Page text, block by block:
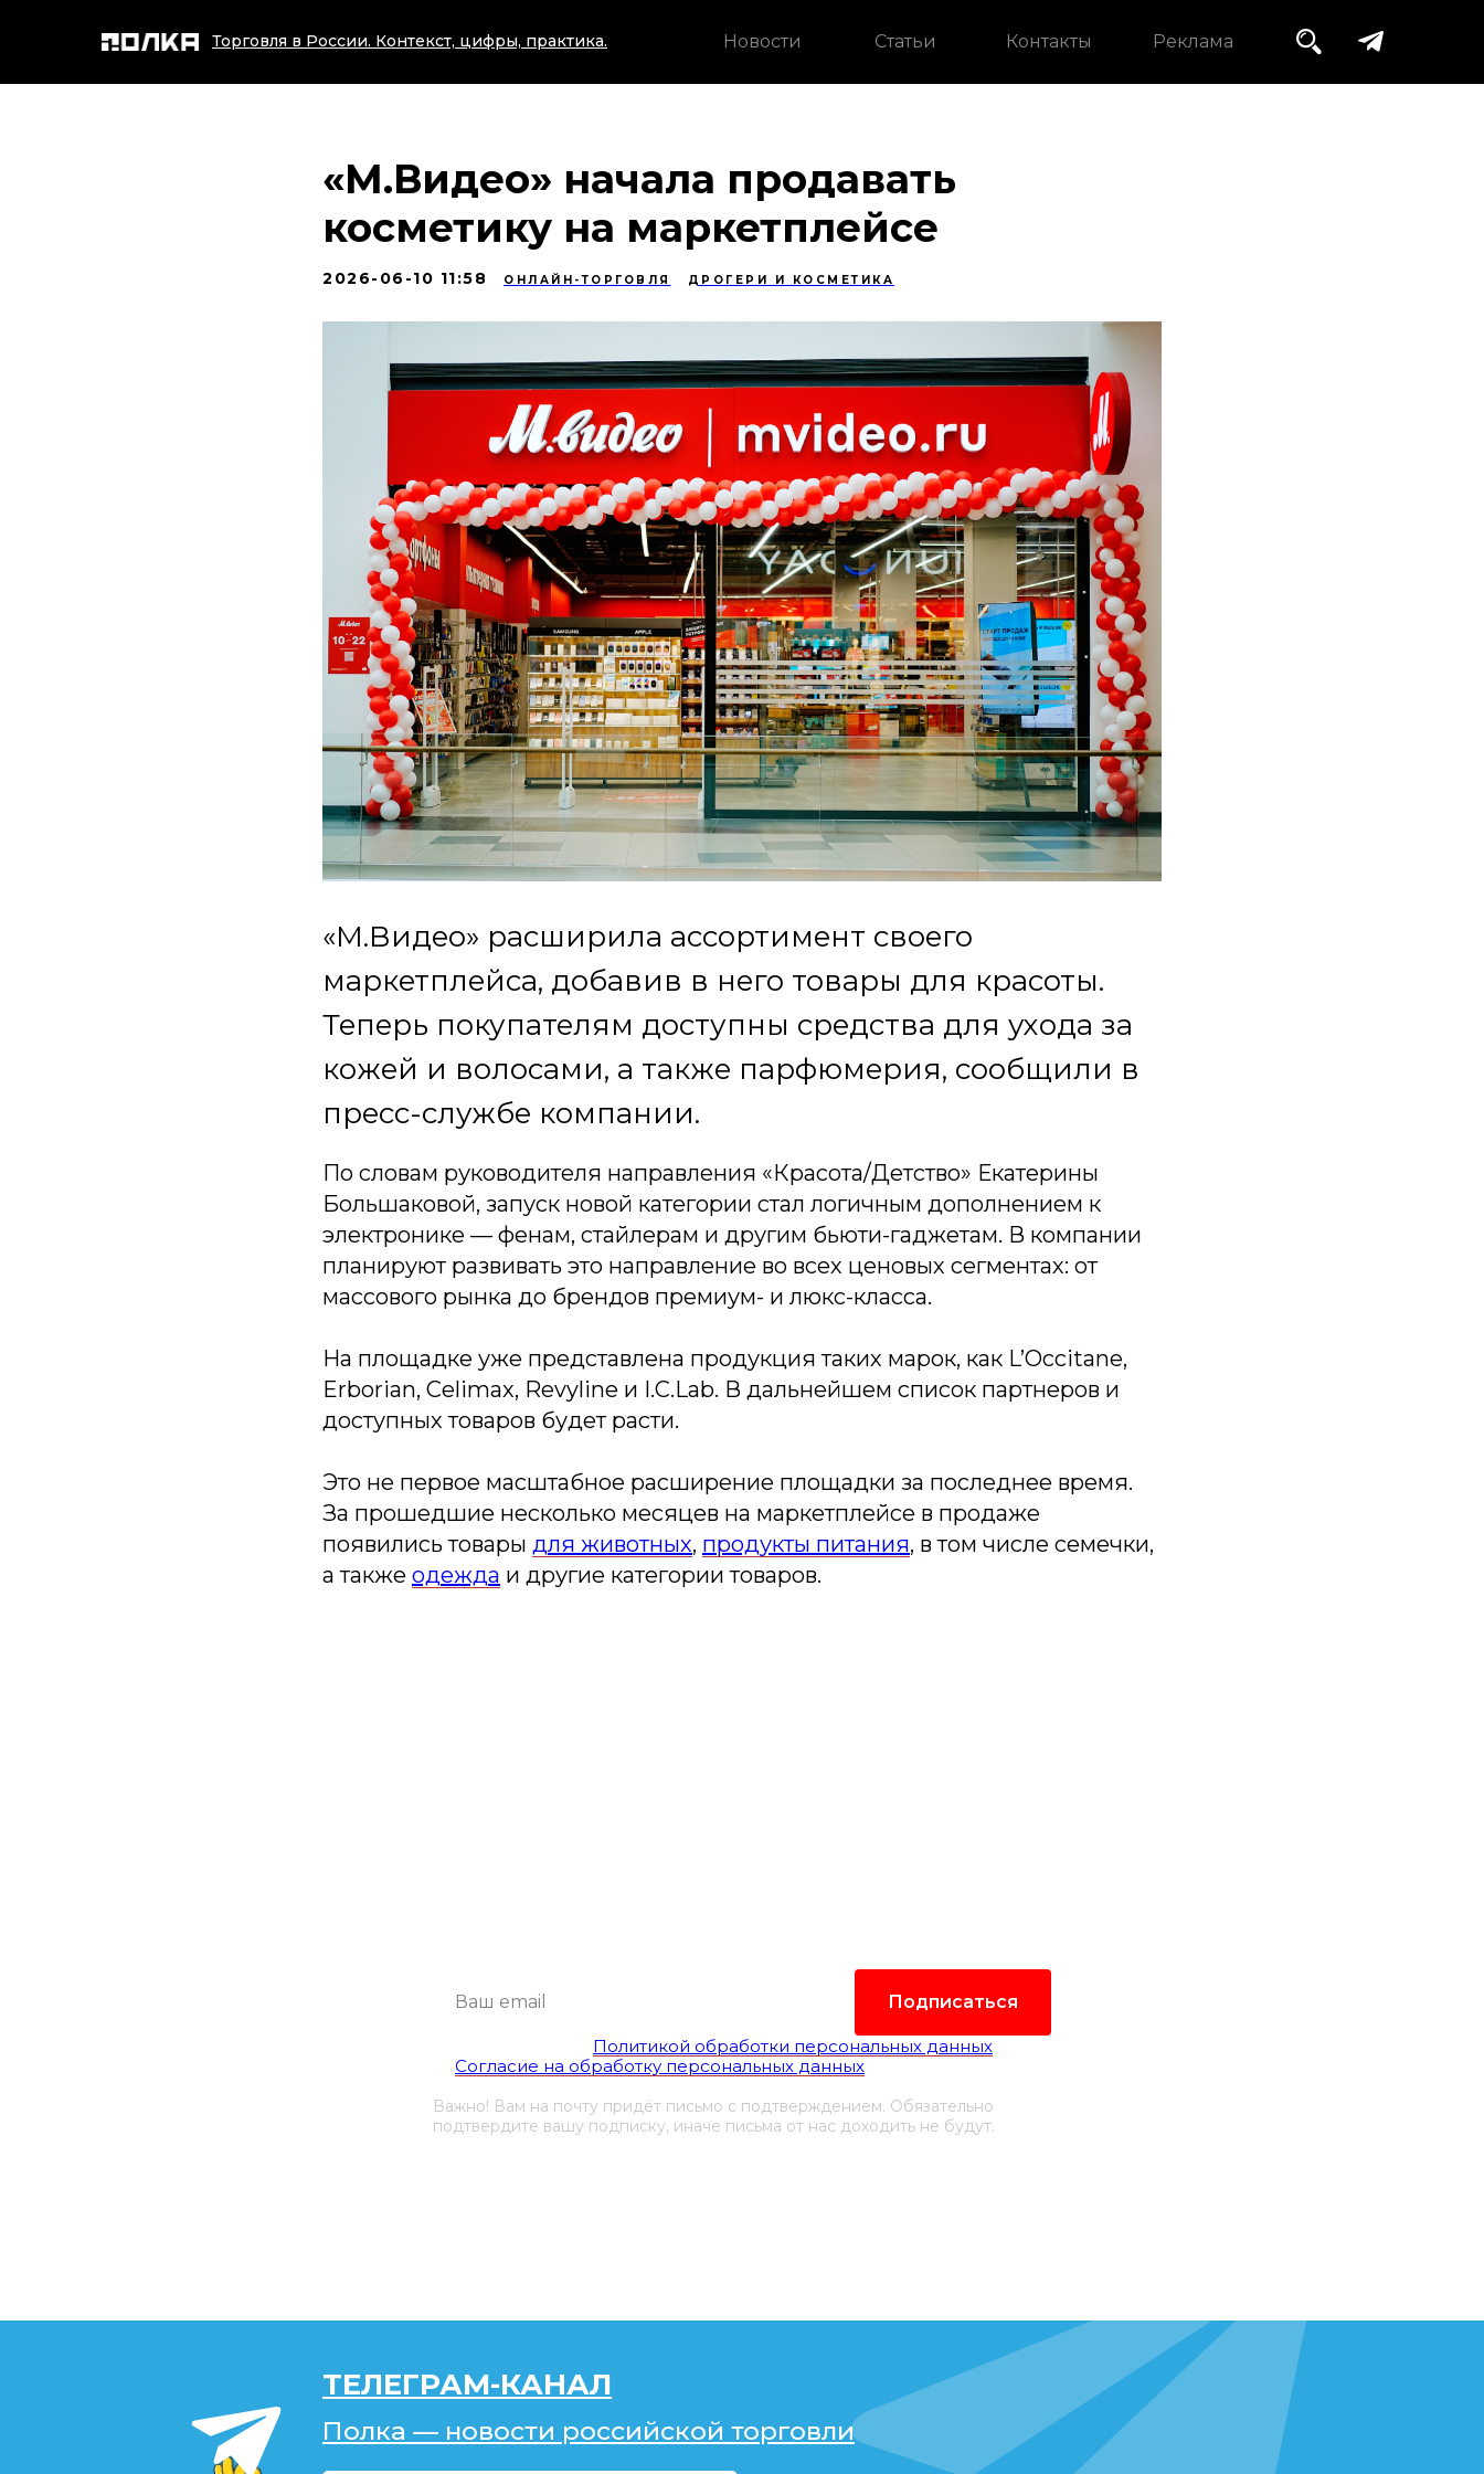
Новости Контакты
Статьи Реклама
Торговля в России. Контекст, цифры, практика.
«М.Видео» начала продавать
косметику на маркетплейсе
2026-06-10 11:58 ОНЛАЙН-ТОРГОВЛЯ ДРОГЕРИ И КОСМЕТИКА
«М.Видео» расширила ассортимент своего
маркетплейса, добавив в него товары для красоты.
Теперь покупателям доступны средства для ухода за
кожей и волосами, а также парфюмерия, сообщили в
пресс-службе компании.
По словам руководителя направления «Красота/Детство» Екатерины
Большаковой, запуск новой категории стал логичным дополнением к
электронике — фенам, стайлерам и другим бьюти-гаджетам. В компании
планируют развивать это направление во всех ценовых сегментах: от
массового рынка до брендов премиум- и люкс-класса.
На площадке уже представлена продукция таких марок, как L’Occitane,
Erborian, Celimax, Revyline и I.C.Lab. В дальнейшем список партнеров и
доступных товаров будет расти.
Это не первое масштабное расширение площадки за последнее время.
За прошедшие несколько месяцев на маркетплейсе в продаже
появились товары для животных, продукты питания, в том числе семечки,
а также одежда и другие категории товаров.
Политикой обработки персональных данных
Согласие на обработку персональных данных
Важно! Вам на почту придёт письмо с подтверждением. Обязательно
подтвердите вашу подписку, иначе письма от нас доходить не будут.
Подписаться
ТЕЛЕГРАМ-КАНАЛ
Полка — новости российской торговли